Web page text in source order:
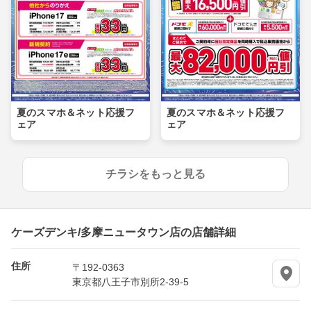
夏のスマホ＆ネット応援フ
ェア
夏のスマホ＆ネット応援フ
ェア
チラシをもっと見る
ケーズデンキ/多摩ニュータウン店の店舗詳細
住所
〒192-0363
東京都八王子市別所2-39-5